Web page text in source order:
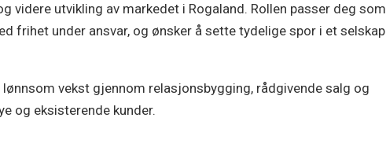
videre utvikling av markedet i Rogaland. Rollen passer deg som
frihet under ansvar, og ønsker å sette tydelige spor i et selskap
vekst gjennom relasjonsbygging, rådgivende salg og
og eksisterende kunder.